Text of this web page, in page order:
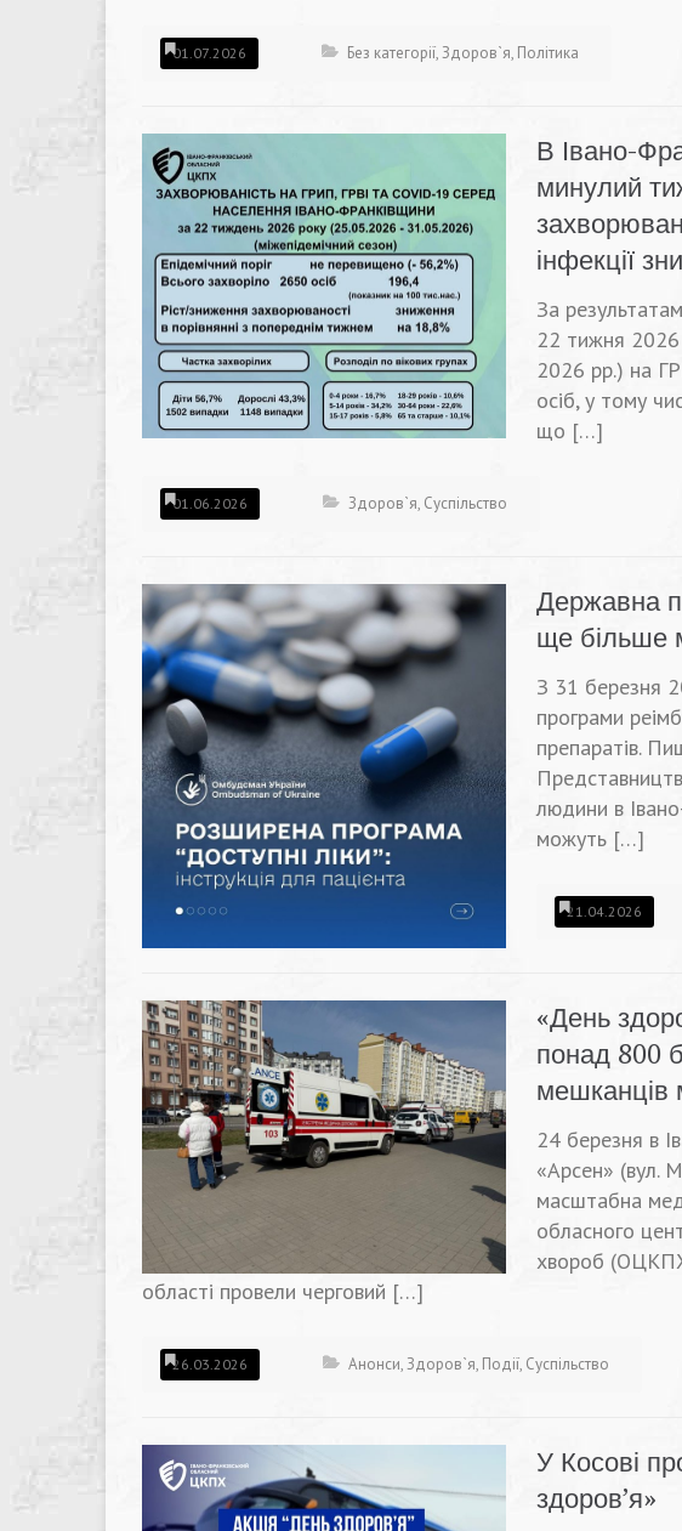
01.07.2026 Без категорії,Здоров`я, Політика
В Івано-
минулий
інфекції
За
22 тижня 2026
2026 рр.) на
осіб, у тому
що […]
01.06.2026 Здоров`я, Суспільство
Державна
ще більше
З 31 березня
програми
препаратів.
людини в
можуть […]
21.04.2026
«День
понад 800
мешканців
24 березня в
«Арсен» (вул.
масштабна
обласного
хвороб
області провели черговий […]
26.03.2026 Анонси,Здоров`я, Події, Суспільство
У Косові
здоров’я»